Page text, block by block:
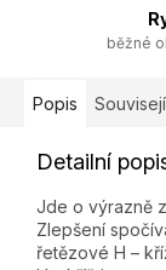
běžné
Popis
Detailní
Jde o výrazně
Zlepšení
řetězové H –